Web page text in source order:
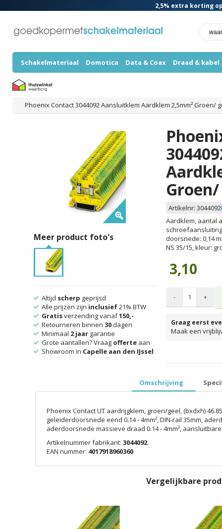
2,5% extra korting
Schakelmateriaal Domotica Data & Coax Draad & kabel
Phoenix Contact 3044092 Aansluitklem Aardklem 2,5mm² Groen/
Groen/
Artikelnr: 3044092
Aardklem, aantal
doorsnede: 0,14
NS 35/15, kleur:
3,10
- +
Graag eerst
Maak een
Meer product foto's
Altijd scherp geprijsd
Alle prijzen zijn inclusief21% BTW
Gratisverzending vanaf150,-
Retourneren binnen 30dagen
Minimaal 2 jaargarantie
Grote aantallen? Vraag offerteaan
Showroom in Capelle aan den IJssel
Omschrijving
Phoenix Contact UT aardrijgklem, groen/geel, (bxdxh)
geleiderdoorsnede eend 0.14 - 4mm², DIN-rail 35mm,
aderdoorsnede massieve draad 0.14 - 4mm²,
Artikelnummer fabrikant: 3044092
EAN nummer: 4017918960360
Vergelijkbare